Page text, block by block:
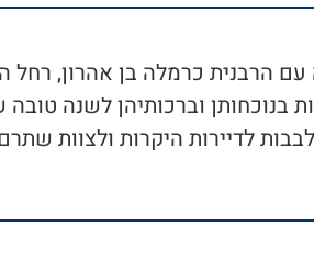
הרבנית כרמלה בן אהרון, רחל
בנוכחותן וברכותיהן לשנה
לדיירות היקרות ולצוות